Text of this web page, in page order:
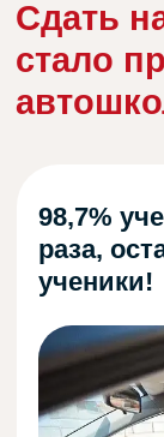
Новые
день с 7:00 до 22:00
-Учи теорию на
необязательно
-Практикуйся на
-Отрабатывай
А